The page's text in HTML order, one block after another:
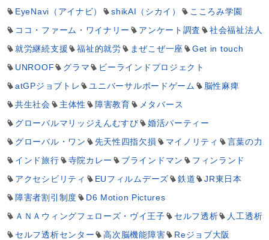
EyeNavi（アイナビ）
shikAI（シカイ）
こころみ学園
ココ・ファーム・ワイナリー
アンケート調査
社会福祉法人
就労継続支援
福祉的就労 まぜこぜ一座
Get in touch
UNROOF
グラマ
ビーラインドプロジェクト
atGPジョブトレ
ユニバーサルボードゲーム
脳性麻痺
共生社会
主体性 障害教育
メタバース
グローバルマリッジえんむすび
婚活パーティー
グローバル・ワン
先天性四指欠損 マイノリティ
言葉の力
インド旅行
寺院カレー ブラインドマン
フィンランド
アクセシビリティ
EUフィルムデーズ 鉄道
JR東日本
障害者割引制度
D6 Motion Pictures
ＡＮＡウィングフェローズ・ヴイ王子
セルフ透析
人工透析
セルフ透析センター
高次脳機能障害
Reジョブ大阪